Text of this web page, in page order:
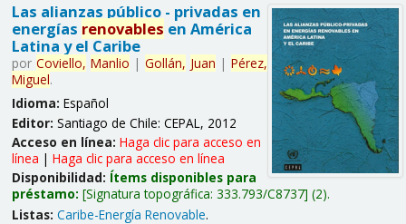
Las alianzas público - privadas en
energías renovables en América
Latina y el Caribe
por Coviello, Manlio | Gollán, Juan | Pérez,
Miguel.
Idioma: Español
Editor: Santiago de Chile: CEPAL, 2012
Acceso en línea: Haga clic para acceso en
línea | Haga clic para acceso en línea
Disponibilidad: Ítems disponibles para
préstamo: Signatura topográfica: 333.793/C8737 (2).
Listas: Caribe-Energía Renovable.